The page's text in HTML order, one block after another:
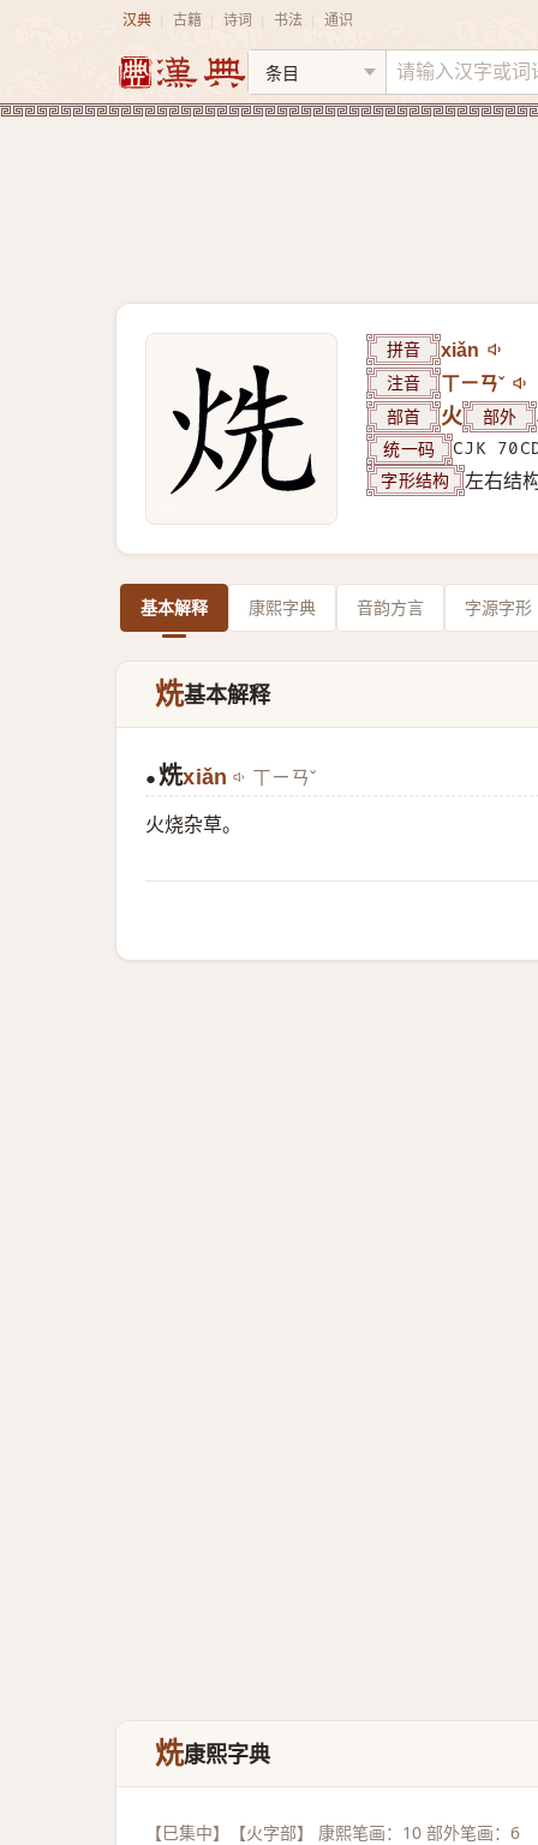
汉典 古籍 诗词 书法 通识
拼音 xiǎn
注音 ㄒㄧㄢˇ
部首 火 部外
统一码 CJK
字形结构 左右结
基本解释 康熙字典 音韵方言 字源字形
烍基本解释
● 烍xiǎn ㄒㄧㄢˇ
火烧杂草。
烍康熙字典
【巳集中】【火字部】 康熙笔画：10 部外笔画：6